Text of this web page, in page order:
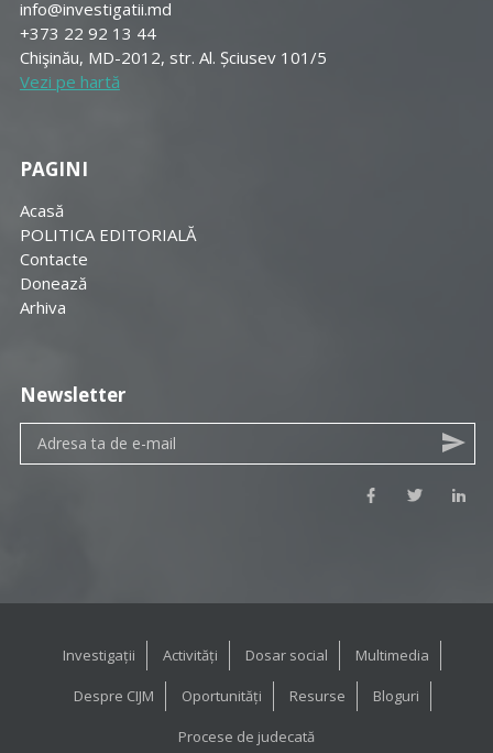
info@investigatii.md
+373 22 92 13 44
Chişinău, MD-2012, str. Al. Șciusev 101/5
Vezi pe hartă
PAGINI
Acasă
POLITICA EDITORIALĂ
Contacte
Donează
Arhiva
Newsletter
Investigații Activități Dosar social Multimedia
Despre CIJM Oportunități Resurse Bloguri
Procese de judecată